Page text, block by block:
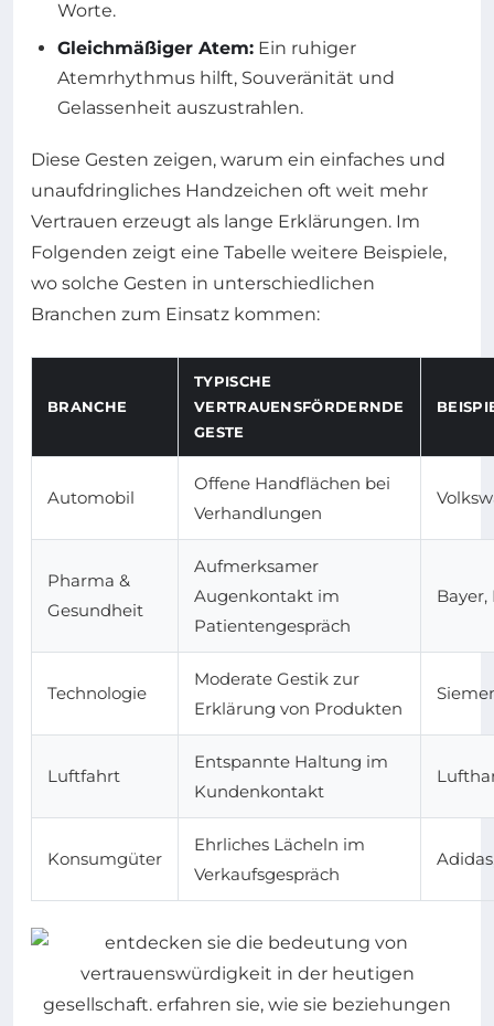
Worte.
Gleichmäßiger Atem: Ein ruhiger
Atemrhythmus hilft, Souveränität und
Gelassenheit auszustrahlen.
Diese Gesten zeigen, warum ein einfaches und
unaufdringliches Handzeichen oft weit mehr
Vertrauen erzeugt als lange Erklärungen. Im
Folgenden zeigt eine Tabelle weitere Beispiele,
wo solche Gesten in unterschiedlichen
Branchen zum Einsatz kommen:
BRANCHE
TYPISCHE
VERTRAUENSFÖRDERNDE
GESTE
Automobil
Offene Handflächen bei
Verhandlungen
Pharma &
Gesundheit
Aufmerksamer
Augenkontakt im
Patientengespräch
Bayer,
Technologie
Moderate Gestik zur
Erklärung von Produkten
Luftfahrt
Entspannte Haltung im
Kundenkontakt
Konsumgüter
Ehrliches Lächeln im
Verkaufsgespräch